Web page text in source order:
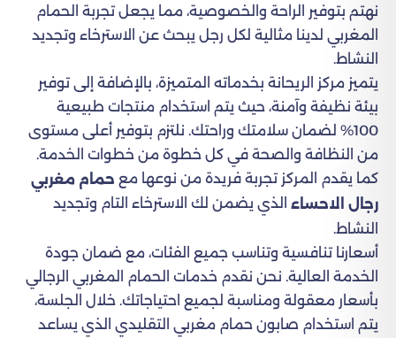
نهتم بتوفير الراحة والخصوصية، مما يجعل تجربة الحمام
المغربي لدينا مثالية لكل رجل يبحث عن الاسترخاء وتجديد
النشاط.
يتميز مركز الريحانة بخدماته المتميزة، بالإضافة إلى توفير
بيئة نظيفة وآمنة، حيث يتم استخدام منتجات طبيعية
100% لضمان سلامتك وراحتك. نلتزم بتوفير أعلى مستوى
من النظافة والصحة في كل خطوة من خطوات الخدمة.
كما يقدم المركز تجربة فريدة من نوعها مع حمام مغربي
رجال الاحساء الذي يضمن لك الاسترخاء التام وتجديد
النشاط.
أسعارنا تنافسية وتناسب جميع الفئات، مع ضمان جودة
الخدمة العالية. نحن نقدم خدمات الحمام المغربي الرجالي
بأسعار معقولة ومناسبة لجميع احتياجاتك. خلال الجلسة،
يتم استخدام صابون حمام مغربي التقليدي الذي يساعد